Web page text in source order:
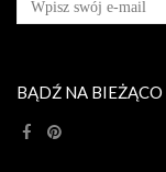
BĄDŹ NA BIEŻĄCO